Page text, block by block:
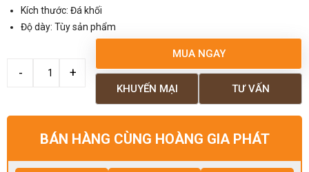
Kích thước: Đá khối
Độ dày: Tùy sản phẩm
MUA NGAY
TƯ VẤN
KHUYẾN MẠI
BÁN HÀNG CÙNG HOÀNG GIA PHÁT